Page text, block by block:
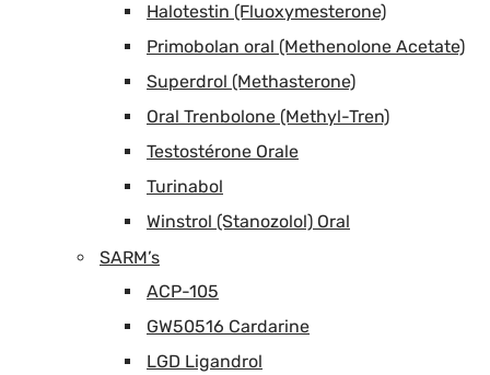
Halotestin (Fluoxymesterone)
Primobolan oral (Methenolone Acetate)
Superdrol (Methasterone)
Oral Trenbolone (Methyl-Tren)
Testostérone Orale
Turinabol
Winstrol (Stanozolol) Oral
SARM’s
ACP-105
GW50516 Cardarine
LGD Ligandrol